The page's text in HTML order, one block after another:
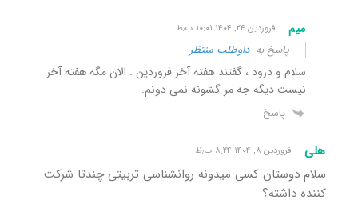
میم فروردین ۲۴, ۱۴۰۴ ۱۰:۰۱ ب٫ظ
پاسخ بهداوطلب منتظر
سلام و درود ، گفتند هفته آخر فروردین . الان مگه هفته آخر
نیست دیگه جه مر گشونه نمی دونم.
پاسخ
هلی فروردین ۸, ۱۴۰۴ ۸:۲۴ ب٫ظ
سلام دوستان کسی میدونه روانشناسی تربیتی چندتا شرکت
کننده داشته؟